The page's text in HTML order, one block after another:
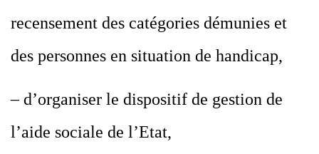
recensement des catégories démunies et
des personnes en situation de handicap,
– d’organiser le dispositif de gestion de
l’aide sociale de l’Etat,